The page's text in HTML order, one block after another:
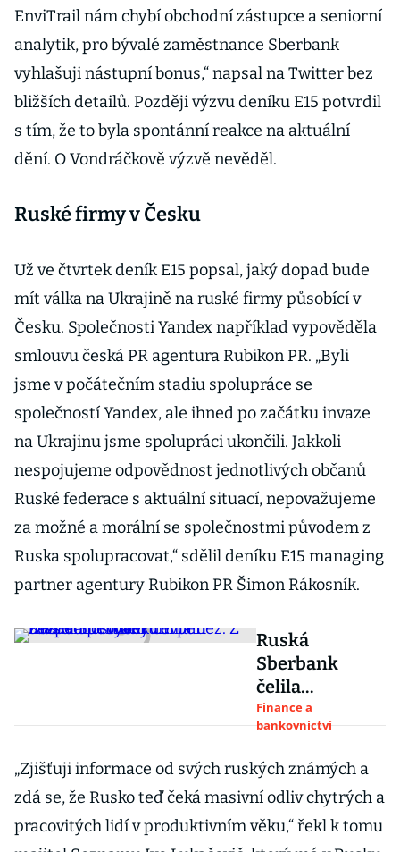
EnviTrail nám chybí obchodní zástupce a seniorní
analytik, pro bývalé zaměstnance Sberbank
vyhlašuji nástupní bonus,“ napsal na Twitter bez
bližších detailů. Později výzvu deníku E15 potvrdil
s tím, že to byla spontánní reakce na aktuální
dění. O Vondráčkově výzvě nevěděl.
Ruské firmy v Česku
Už ve čtvrtek deník E15 popsal, jaký dopad bude
mít válka na Ukrajině na ruské firmy působící v
Česku. Společnosti Yandex například vypověděla
smlouvu česká PR agentura Rubikon PR. „Byli
jsme v počátečním stadiu spolupráce se
společností Yandex, ale ihned po začátku invaze
na Ukrajinu jsme spolupráci ukončili. Jakkoli
nespojujeme odpovědnost jednotlivých občanů
Ruské federace s aktuální situací, nepovažujeme
za možné a morální se společnostmi původem z
Ruska spolupracovat,“ sdělil deníku E15 managing
partner agentury Rubikon PR Šimon Rákosník.
Ruská
Sberbank
čelila
masivním
výběrům
peněz. Z
bezpečnostníc
h důvodů
zavřela
Finance a
bankovnictví
„Zjišťuji informace od svých ruských známých a
zdá se, že Rusko teď čeká masivní odliv chytrých a
pracovitých lidí v produktivním věku,“ řekl k tomu